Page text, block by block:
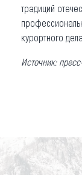
традиций
курортного дела.
Источник: